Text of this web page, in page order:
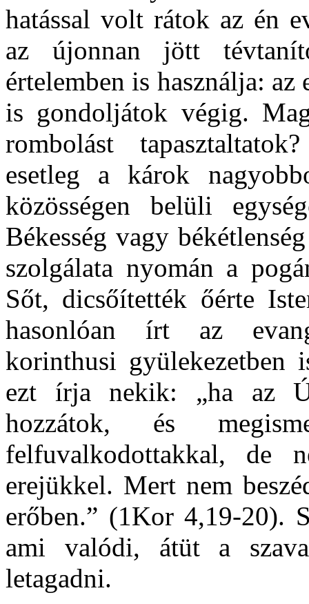
hatással volt rátok az én
az újonnan jött
értelemben is használja:
is gondoljátok végig.
rombolást
esetleg a károk
közösségen belüli
Békesség vagy
szolgálata nyomán a
Sőt, dicsőítették őérte
hasonlóan írt az
korinthusi gyülekezetben
ezt írja nekik: „ha az
hozzátok, és
felfuvalkodottakkal, de
erejükkel. Mert nem
erőben.” (1Kor 4,19-20).
ami valódi, átüt a
letagadni.